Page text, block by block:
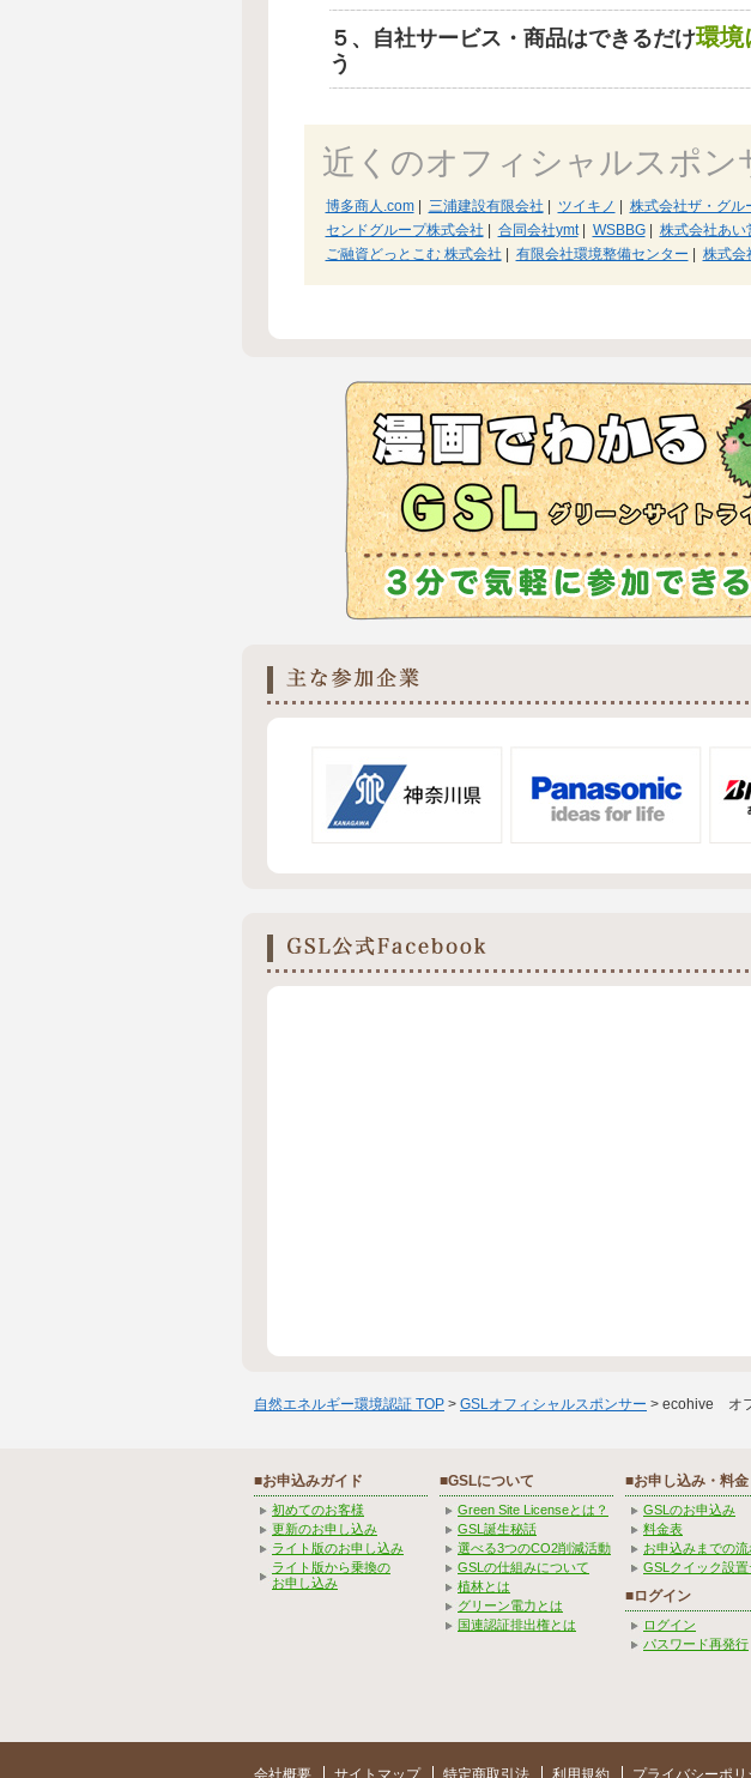
５、自社サービス・商品はできるだけ環境
う
近くのオフィシャルスポン
博多商人.com| 三浦建設有限会社 ツイキノ 株式会社ザ・グル
センドグループ株式会社
合同会社ymt| WSBBG| 株式会社あい
ご融資どっとこむ 株式会社
有限会社環境整備センター 株式会
自然エネルギー環境認証 TOP > GSLオフィシャルスポンサー > ecohive オ
■お申込みガイド
初めてのお客様
更新のお申し込み
ライト版のお申し込み
ライト版から乗換の
お申し込み
■GSLについて
Green Site Licenseとは？
GSL誕生秘話
選べる3つのCO2削減活動
GSLの仕組みについて
植林とは
グリーン電力とは
国連認証排出権とは
■お申し込み・料金
GSLのお申込み
料金表
お申込みまでの流
GSLクイック設置
■ログイン
ログイン
パスワード再発行
会社概要 サイトマップ 特定商取引法 利用規約 プライバシーポリ